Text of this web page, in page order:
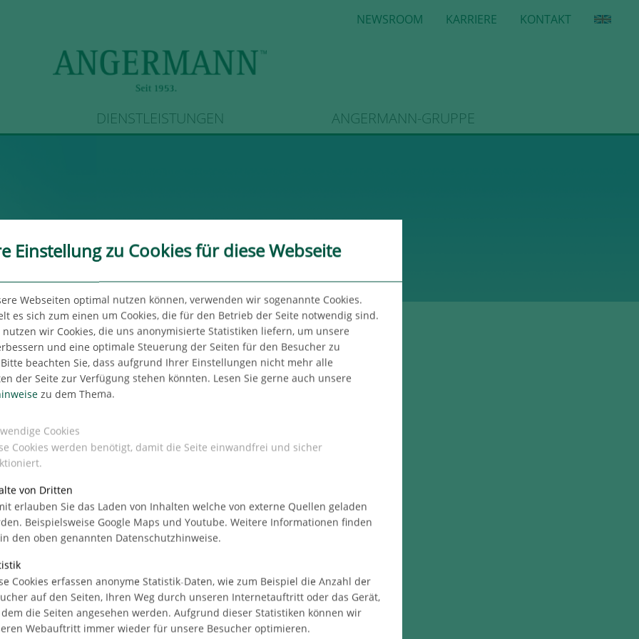
NEWSROOM KARRIERE KONTAKT
DIENSTLEISTUNGEN ANGERMANN-GRUPPE
Büro in Hamburg-Fuhlsbüttel
in Hamburg-
von
in Hamburg-
erfolgen.
Einstellung zu Cookies für diese Webseite
Webseiten optimal nutzen können, verwenden wir sogenannte Cookies.
es sich zum einen um Cookies, die für den Betrieb der Seite notwendig sind.
wir Cookies, die uns anonymisierte Statistiken liefern, um unsere
und eine optimale Steuerung der Seiten für den Besucher zu
beachten Sie, dass aufgrund Ihrer Einstellungen nicht mehr alle
der Seite zur Verfügung stehen könnten. Lesen Sie gerne auch unsere
zu dem Thema.
Cookies
Cookies werden benötigt, damit die Seite einwandfrei und sicher
von Dritten
erlauben Sie das Laden von Inhalten welche von externe Quellen geladen
Beispielsweise Google Maps und Youtube. Weitere Informationen finden
den oben genannten Datenschutzhinweise.
Cookies erfassen anonyme Statistik-Daten, wie zum Beispiel die Anzahl der
auf den Seiten, Ihren Weg durch unseren Internetauftritt oder das Gerät,
die Seiten angesehen werden. Aufgrund dieser Statistiken können wir
Webauftritt immer wieder für unsere Besucher optimieren.